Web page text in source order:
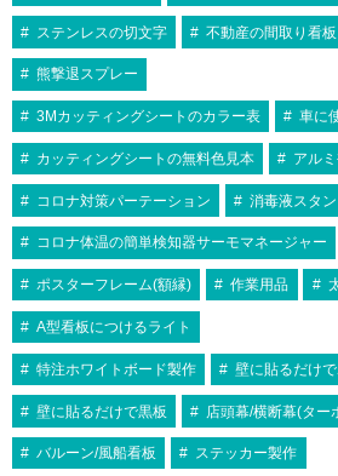
ステンレスの切文字 不動産の間取り看板
熊撃退スプレー
3Mカッティングシートのカラー表 車に
カッティングシートの無料色見本 アル
コロナ対策パーテーション 消毒液スタ
コロナ体温の簡単検知器サーモマネージャー
ポスターフレーム(額縁) 作業用品
A型看板につけるライト
特注ホワイトボード製作 壁に貼るだけ
壁に貼るだけで黒板 店頭幕/横断幕(ター
バルーン/風船看板 ステッカー製作